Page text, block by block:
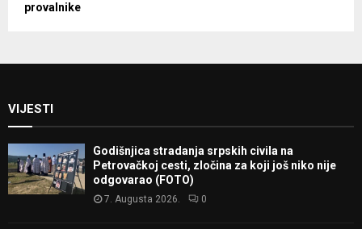
provalnike
VIJESTI
Godišnjica stradanja srpskih civila na
Petrovačkoj cesti, zločina za koji još niko nije
odgovarao (FOTO)
7. Augusta 2026. 0